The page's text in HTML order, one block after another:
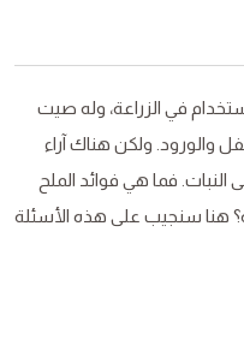
في الزراعة، وله صيت
والورود. ولكن هناك آراء
فما هي فوائد الملح
هنا سنجيب على هذه الأسئلة